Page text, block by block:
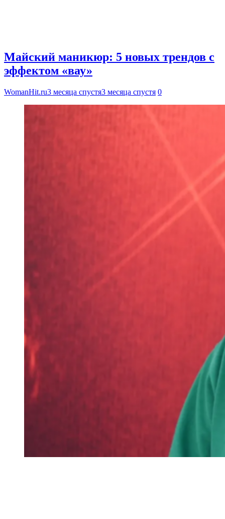
Майский маникюр: 5 новых трендов с
эффектом «вау»
WomanHit.ru3 месяца спустя3 месяца спустя 0